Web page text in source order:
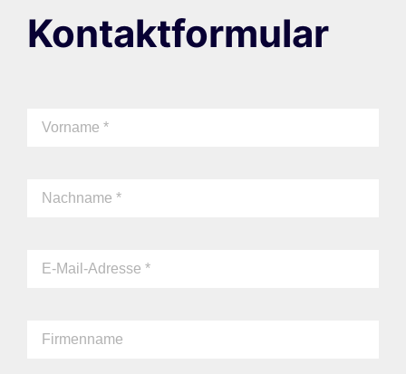
Kontaktformular